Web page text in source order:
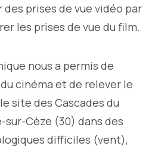
prises de vue vidéo par
les prises de vue du film.
nous a permis de
cinéma et de relever le
site des Cascades du
sur-Cèze (30) dans des
difficiles (vent),